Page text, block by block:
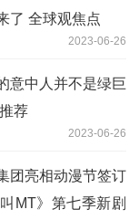
了 全球观焦点
2023-06-26
意中人并不是绿巨
荐
2023-06-26
团亮相动漫节签订
MT》第七季新剧